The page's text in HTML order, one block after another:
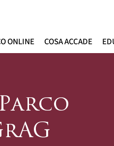
ONLINE COSA ACCADE